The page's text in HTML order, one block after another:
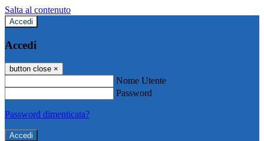
Salta al contenuto
Accedi
Accedi
button close ×
Nome Utente
Password
Password dimenticata?